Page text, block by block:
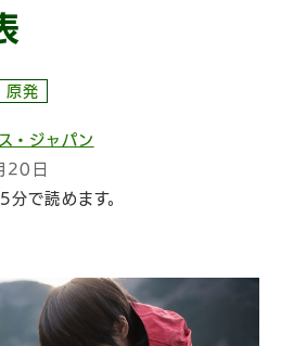
原発
・ジャパン
20日
分で読めます。